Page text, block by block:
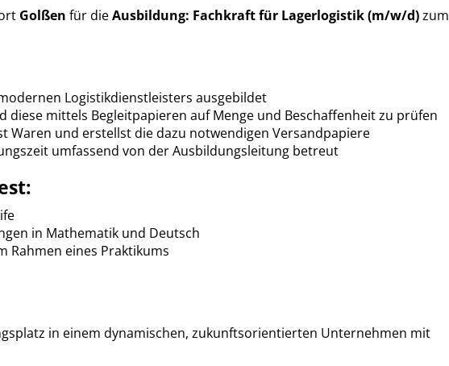
Golßen für dieAusbildung: Fachkraft für Lagerlogistik (m/w/d)zum
Logistikdienstleisters ausgebildet
diese mittels Begleitpapieren auf Menge und Beschaffenheit zu prüfen
Waren und erstellst die dazu notwendigen Versandpapiere
umfassend von der Ausbildungsleitung betreut
in Mathematik und Deutsch
Rahmen eines Praktikums
in einem dynamischen, zukunftsorientierten Unternehmen mit